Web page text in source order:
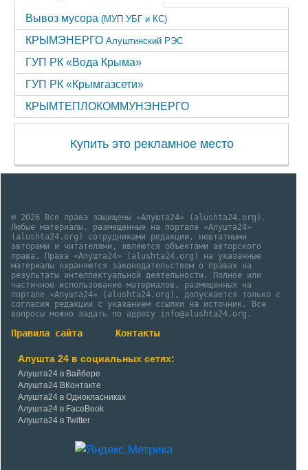
Вывоз мусора (МУП УБГ и КС)
КРЫМЭНЕРГО Алуштинский РЭС
ГУП РК «Вода Крыма»
ГУП РК «Крымгазсети»
КРЫМТЕПЛОКОММУНЭНЕРГО
Купить это рекламное место
© 2026 Все права защищены «Алушта24» (alushta24.org).
Любые материалы, размещенные на портале «Алушта24»
(alushta24.org) сотрудниками редакции, нештатными
авторами и читателями, являются объектами авторского
права. Права «Алушта24» (alushta24.org) на указанные
материалы охраняются законодательством о правах на
результаты интеллектуальной деятельности. Полное или
частичное использование материалов, размещенных на
портале «Алушта24» (alushta24.org), допускается только с
согласия редакции с указанием ссылки на источник. Все
вопросы можно задать по адресу info@alushta24.org.
Правила сайта Контакты
Алушта 24 в социальных сетях:
Алушта24 в Вайбере
Алушта24 ВКонтакте
Алушта24 в Однокласниках
Алушта24 в FaceBook
Алушта24 в Twitter